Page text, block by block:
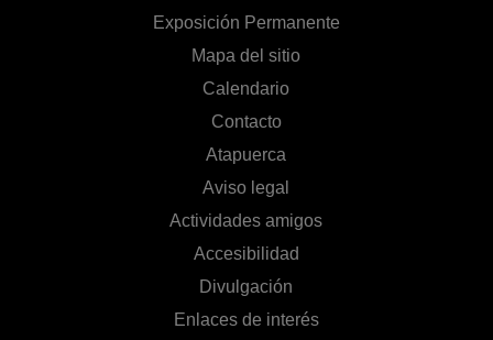
Exposición Permanente
Mapa del sitio
Calendario
Contacto
Atapuerca
Aviso legal
Actividades amigos
Accesibilidad
Divulgación
Enlaces de interés